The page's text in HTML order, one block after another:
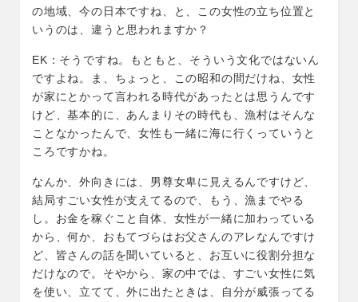
の地域、今の日本ですね、と、この女性の立ち位置と
いうのは、違うと思われますか？
EK：そうですね。もともと、そういう文化ではないん
ですよね。ま、ちょっと、この昭和の間だけね、女性
が家にとかって言われる時代があったとは思うんです
けど、基本的に、あんまりその時代も、漁村はそんな
ことなかったんで、女性も一緒に海に行くっていうと
ころですかね。
なんか、外向きには、男尊女卑に見えるんですけど、
結局すごい女性が支えてるので、もう、漁までやる
し。お金を稼ぐこと自体、女性が一緒に加わっている
から、何か、おもてづらはお父さんのアレなんですけ
ど、皆さんの話を聞いていると、お互いに役割分担な
だけなので。そやから、家の中では、すごい女性に気
を使い、立てて、外に出たときは、自分が威張ってる